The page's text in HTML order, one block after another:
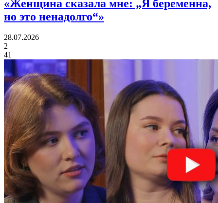
«Женщина сказала мне: „Я беременна,
но это ненадолго“»
28.07.2026
2
41